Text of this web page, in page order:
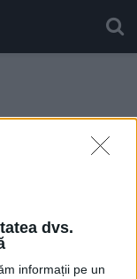
dvs.
informații pe un
jumătate ar
lucrările de